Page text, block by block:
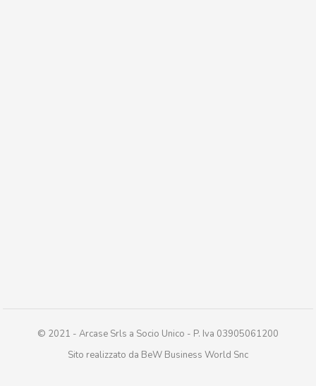
© 2021 - Arcase Srls a Socio Unico - P. Iva 03905061200
Sito realizzato da BeW Business World Snc